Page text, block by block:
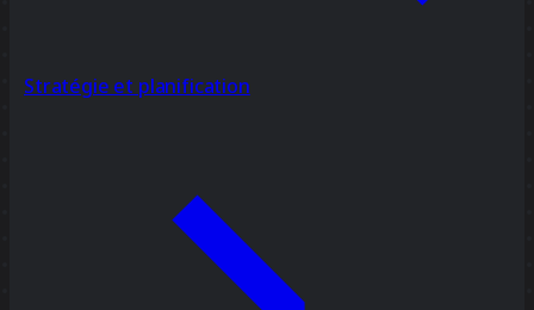
Stratégie et planification